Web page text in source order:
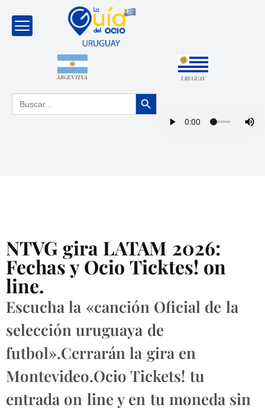
ARGENTINA URUGUAY
Buscar: Botón de búsqueda
NTVG gira LATAM 2026:
Fechas y Ocio Ticktes! on
line.
Escucha la «canción Oficial de la
selección uruguaya de
futbol».Cerrarán la gira en
Montevideo.Ocio Tickets! tu
entrada on line y en tu moneda sin